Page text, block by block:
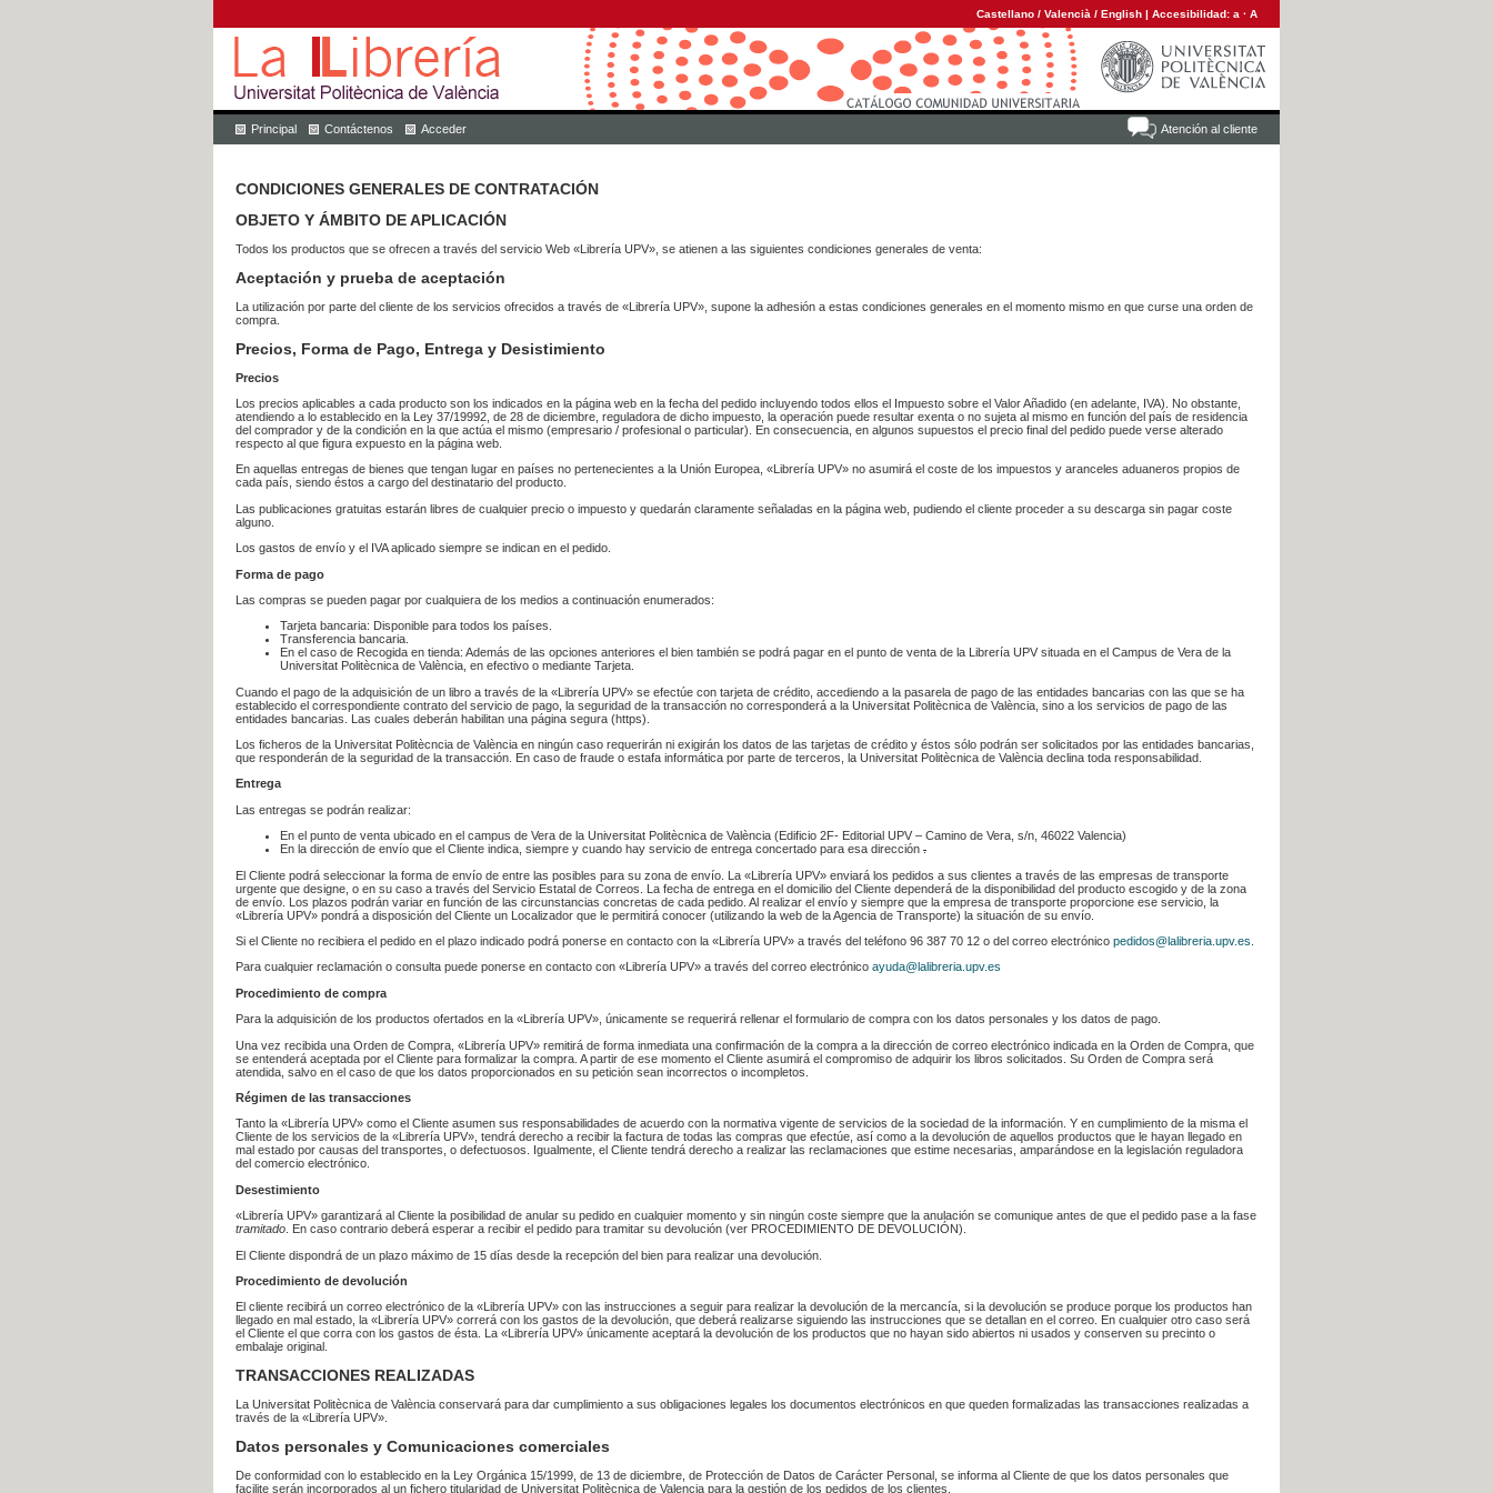
Castellano / Valencià / English | Accesibilidad: a · A
Atención al cliente
Principal Contáctenos Acceder
CONDICIONES GENERALES DE CONTRATACIÓN
OBJETO Y ÁMBITO DE APLICACIÓN
Todos los productos que se ofrecen a través del servicio Web «Librería UPV», se atienen a las siguientes condiciones generales de venta:
Aceptación y prueba de aceptación
La utilización por parte del cliente de los servicios ofrecidos a través de «Librería UPV», supone la adhesión a estas condiciones generales en el momento mismo en que curse una orden de
compra.
Precios, Forma de Pago, Entrega y Desistimiento
Precios
Los precios aplicables a cada producto son los indicados en la página web en la fecha del pedido incluyendo todos ellos el Impuesto sobre el Valor Añadido (en adelante, IVA). No obstante,
atendiendo a lo establecido en la Ley 37/19992, de 28 de diciembre, reguladora de dicho impuesto, la operación puede resultar exenta o no sujeta al mismo en función del país de residencia
del comprador y de la condición en la que actúa el mismo (empresario / profesional o particular). En consecuencia, en algunos supuestos el precio final del pedido puede verse alterado
respecto al que figura expuesto en la página web.
En aquellas entregas de bienes que tengan lugar en países no pertenecientes a la Unión Europea, «Librería UPV» no asumirá el coste de los impuestos y aranceles aduaneros propios de
cada país, siendo éstos a cargo del destinatario del producto.
Las publicaciones gratuitas estarán libres de cualquier precio o impuesto y quedarán claramente señaladas en la página web, pudiendo el cliente proceder a su descarga sin pagar coste
alguno.
Los gastos de envío y el IVA aplicado siempre se indican en el pedido.
Forma de pago
Las compras se pueden pagar por cualquiera de los medios a continuación enumerados:
Tarjeta bancaria: Disponible para todos los países.
Transferencia bancaria.
En el caso de Recogida en tienda: Además de las opciones anteriores el bien también se podrá pagar en el punto de venta de la Librería UPV situada en el Campus de Vera de la
Universitat Politècnica de València, en efectivo o mediante Tarjeta.
Cuando el pago de la adquisición de un libro a través de la «Librería UPV» se efectúe con tarjeta de crédito, accediendo a la pasarela de pago de las entidades bancarias con las que se ha
establecido el correspondiente contrato del servicio de pago, la seguridad de la transacción no corresponderá a la Universitat Politècnica de València, sino a los servicios de pago de las
entidades bancarias. Las cuales deberán habilitan una página segura (https).
Los ficheros de la Universitat Politècncia de València en ningún caso requerirán ni exigirán los datos de las tarjetas de crédito y éstos sólo podrán ser solicitados por las entidades bancarias,
que responderán de la seguridad de la transacción. En caso de fraude o estafa informática por parte de terceros, la Universitat Politècnica de València declina toda responsabilidad.
Entrega
Las entregas se podrán realizar:
En el punto de venta ubicado en el campus de Vera de la Universitat Politècnica de València (Edificio 2F- Editorial UPV – Camino de Vera, s/n, 46022 Valencia)
En la dirección de envío que el Cliente indica, siempre y cuando hay servicio de entrega concertado para esa dirección .
El Cliente podrá seleccionar la forma de envío de entre las posibles para su zona de envío. La «Librería UPV» enviará los pedidos a sus clientes a través de las empresas de transporte
urgente que designe, o en su caso a través del Servicio Estatal de Correos. La fecha de entrega en el domicilio del Cliente dependerá de la disponibilidad del producto escogido y de la zona
de envío. Los plazos podrán variar en función de las circunstancias concretas de cada pedido. Al realizar el envío y siempre que la empresa de transporte proporcione ese servicio, la
«Librería UPV» pondrá a disposición del Cliente un Localizador que le permitirá conocer (utilizando la web de la Agencia de Transporte) la situación de su envío.
Si el Cliente no recibiera el pedido en el plazo indicado podrá ponerse en contacto con la «Librería UPV» a través del teléfono 96 387 70 12 o del correo electrónico pedidos@lalibreria.upv.es
Para cualquier reclamación o consulta puede ponerse en contacto con «Librería UPV» a través del correo electrónico ayuda@lalibreria.upv.es
Procedimiento de compra
Para la adquisición de los productos ofertados en la «Librería UPV», únicamente se requerirá rellenar el formulario de compra con los datos personales y los datos de pago.
Una vez recibida una Orden de Compra, «Librería UPV» remitirá de forma inmediata una confirmación de la compra a la dirección de correo electrónico indicada en la Orden de Compra, que
se entenderá aceptada por el Cliente para formalizar la compra. A partir de ese momento el Cliente asumirá el compromiso de adquirir los libros solicitados. Su Orden de Compra será
atendida, salvo en el caso de que los datos proporcionados en su petición sean incorrectos o incompletos.
Régimen de las transacciones
Tanto la «Librería UPV» como el Cliente asumen sus responsabilidades de acuerdo con la normativa vigente de servicios de la sociedad de la información. Y en cumplimiento de la misma el
Cliente de los servicios de la «Librería UPV», tendrá derecho a recibir la factura de todas las compras que efectúe, así como a la devolución de aquellos productos que le hayan llegado en
mal estado por causas del transportes, o defectuosos. Igualmente, el Cliente tendrá derecho a realizar las reclamaciones que estime necesarias, amparándose en la legislación reguladora
del comercio electrónico.
Desestimiento
«Librería UPV» garantizará al Cliente la posibilidad de anular su pedido en cualquier momento y sin ningún coste siempre que la anulación se comunique antes de que el pedido pase a la fase
tramitado . En caso contrario deberá esperar a recibir el pedido para tramitar su devolución (ver PROCEDIMIENTO DE DEVOLUCIÓN).
El Cliente dispondrá de un plazo máximo de 15 días desde la recepción del bien para realizar una devolución.
Procedimiento de devolución
El cliente recibirá un correo electrónico de la «Librería UPV» con las instrucciones a seguir para realizar la devolución de la mercancía, si la devolución se produce porque los productos han
llegado en mal estado, la «Librería UPV» correrá con los gastos de la devolución, que deberá realizarse siguiendo las instrucciones que se detallan en el correo. En cualquier otro caso será
el Cliente el que corra con los gastos de ésta. La «Librería UPV» únicamente aceptará la devolución de los productos que no hayan sido abiertos ni usados y conserven su precinto o
embalaje original.
TRANSACCIONES REALIZADAS
La Universitat Politècnica de València conservará para dar cumplimiento a sus obligaciones legales los documentos electrónicos en que queden formalizadas las transacciones realizadas a
través de la «Librería UPV».
Datos personales y Comunicaciones comerciales
De conformidad con lo establecido en la Ley Orgánica 15/1999, de 13 de diciembre, de Protección de Datos de Carácter Personal, se informa al Cliente de que los datos personales que
facilite serán incorporados al un fichero titularidad de Universitat Politècnica de Valencia para la gestión de los pedidos de los clientes.